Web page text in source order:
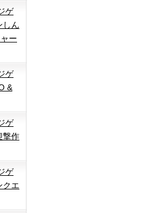
ゲ
しん
ー
ゲ
&
ゲ
撃作
ゲ
クエ